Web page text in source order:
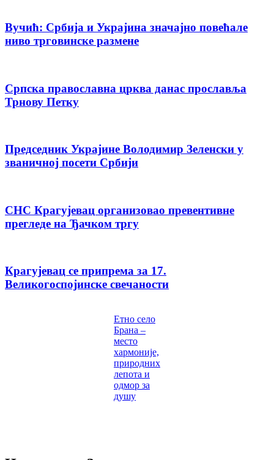
Вучић: Србија и Украјина значајно повећале
ниво трговинске размене
Српска православна црква данас прославља
Трнову Петку
Председник Украјине Володимир Зеленски у
званичној посети Србији
СНС Крагујевац организовао превентивне
прегледе на Ђачком тргу
Крагујевац се припрема за 17.
Великогоспојинске свечаности
Етно село
Брана –
место
хармоније,
природних
лепота и
одмор за
душу